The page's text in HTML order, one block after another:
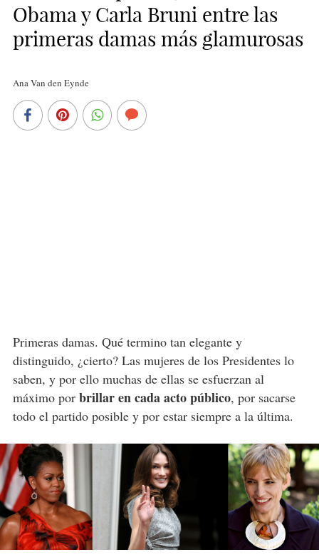
Obama y Carla Bruni entre las
primeras damas más glamurosas
Ana Van den Eynde
Primeras damas. Qué termino tan elegante y
distinguido, ¿cierto? Las mujeres de los Presidentes lo
saben, y por ello muchas de ellas se esfuerzan al
máximo por brillar en cada acto público, por sacarse
todo el partido posible y por estar siempre a la última.